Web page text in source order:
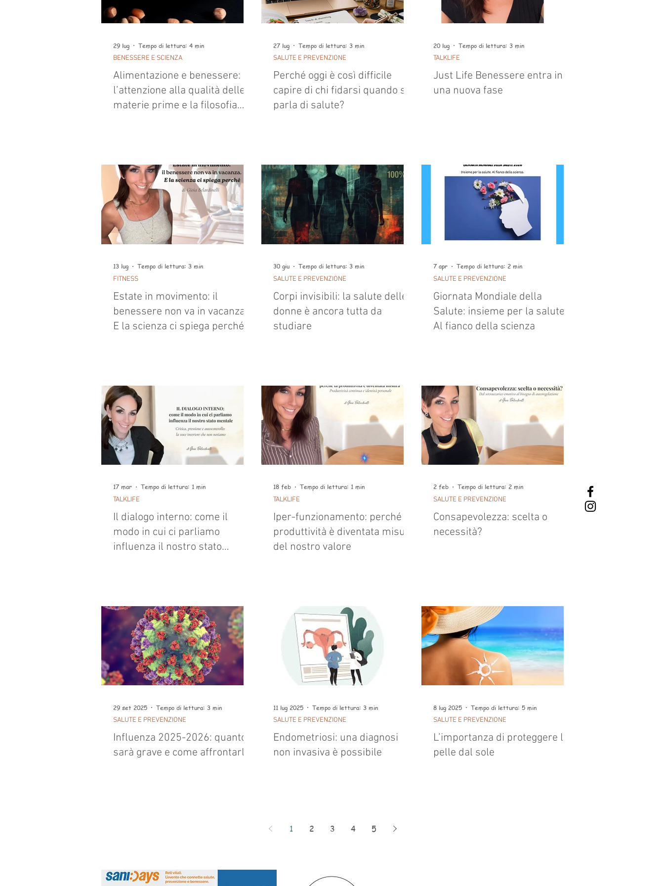
Alimentazione e benessere:
l’attenzione alla qualità delle
materie prime e la filosofia
BENESSERE E SCIENZA
29 lug Tempo di lettura: 4 min
Perché oggi è così difficile
capire di chi fidarsi quando si
parla di salute?
SALUTE E PREVENZIONE
27 lug Tempo di lettura: 3 min
Just Life Benessere entra in
una nuova fase
TALKLIFE
20 lug Tempo di lettura: 3 min
Estate in movimento: il
benessere non va in vacanza.
E la scienza ci spiega perché
FITNESS
13 lug Tempo di lettura: 3 min
Corpi invisibili: la salute delle
donne è ancora tutta da
studiare
SALUTE E PREVENZIONE
30 giu Tempo di lettura: 3 min
Giornata Mondiale della
Salute: insieme per la salute.
Al fianco della scienza
SALUTE E PREVENZIONE
7 apr Tempo di lettura: 2 min
Il dialogo interno: come il
modo in cui ci parliamo
influenza il nostro stato
TALKLIFE
17 mar Tempo di lettura: 1 min
Iper-funzionamento: perché la
produttività è diventata misura
del nostro valore
TALKLIFE
18 feb Tempo di lettura: 1 min
Consapevolezza: scelta o
necessità?
SALUTE E PREVENZIONE
2 feb Tempo di lettura: 2 min
Influenza 2025-2026: quanto
sarà grave e come affrontarla
SALUTE E PREVENZIONE
29 set 2025 Tempo di lettura: 3 min
Endometriosi: una diagnosi
non invasiva è possibile
SALUTE E PREVENZIONE
11 lug 2025 Tempo di lettura: 3 min
L’importanza di proteggere la
pelle dal sole
SALUTE E PREVENZIONE
8 lug 2025 Tempo di lettura: 5 min
1 2 3 4 5